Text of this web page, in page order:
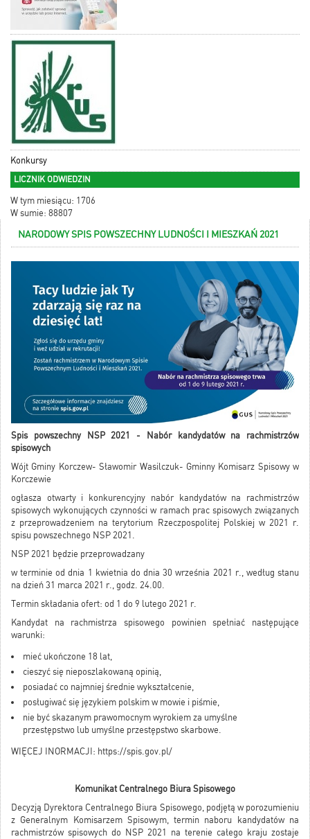
Konkursy
LICZNIK ODWIEDZIN
W tym miesiącu: 1706
W sumie: 88807
NARODOWY SPIS POWSZECHNY LUDNOŚCI I MIESZKAŃ 2021
Spis powszechny NSP 2021 - Nabór kandydatów na rachmistrzów
spisowych
Wójt Gminy Korczew- Sławomir Wasilczuk- Gminny Komisarz Spisowy w
Korczewie
ogłasza otwarty i konkurencyjny nabór kandydatów na rachmistrzów
spisowych wykonujących czynności w ramach prac spisowych związanych
z przeprowadzeniem na terytorium Rzeczpospolitej Polskiej w 2021 r.
spisu powszechnego NSP 2021.
NSP 2021 będzie przeprowadzany
w terminie od dnia 1 kwietnia do dnia 30 września 2021 r., według stanu
na dzień 31 marca 2021 r., godz. 24.00.
Termin składania ofert: od 1 do 9 lutego 2021 r.
Kandydat na rachmistrza spisowego powinien spełniać następujące
warunki:
mieć ukończone 18 lat,
cieszyć się nieposzlakowaną opinią,
posiadać co najmniej średnie wykształcenie,
posługiwać się językiem polskim w mowie i piśmie,
nie być skazanym prawomocnym wyrokiem za umyślne
przestępstwo lub umyślne przestępstwo skarbowe.
WIĘCEJ INORMACJI: https://spis.gov.pl/
Komunikat Centralnego Biura Spisowego
Decyzją Dyrektora Centralnego Biura Spisowego, podjętą w porozumieniu
z Generalnym Komisarzem Spisowym, termin naboru kandydatów na
rachmistrzów spisowych do NSP 2021 na terenie całego kraju zostaje